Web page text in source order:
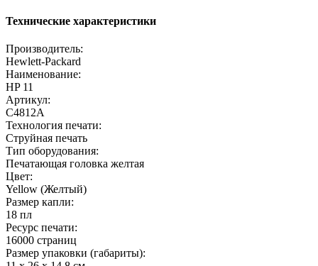
Технические характеристики
Производитель:
Hewlett-Packard
Наименование:
HP 11
Артикул:
C4812A
Технология печати:
Струйная печать
Тип оборудования:
Печатающая головка желтая
Цвет:
Yellow (Желтый)
Размер капли:
18 пл
Ресурс печати:
16000 страниц
Размер упаковки (габариты):